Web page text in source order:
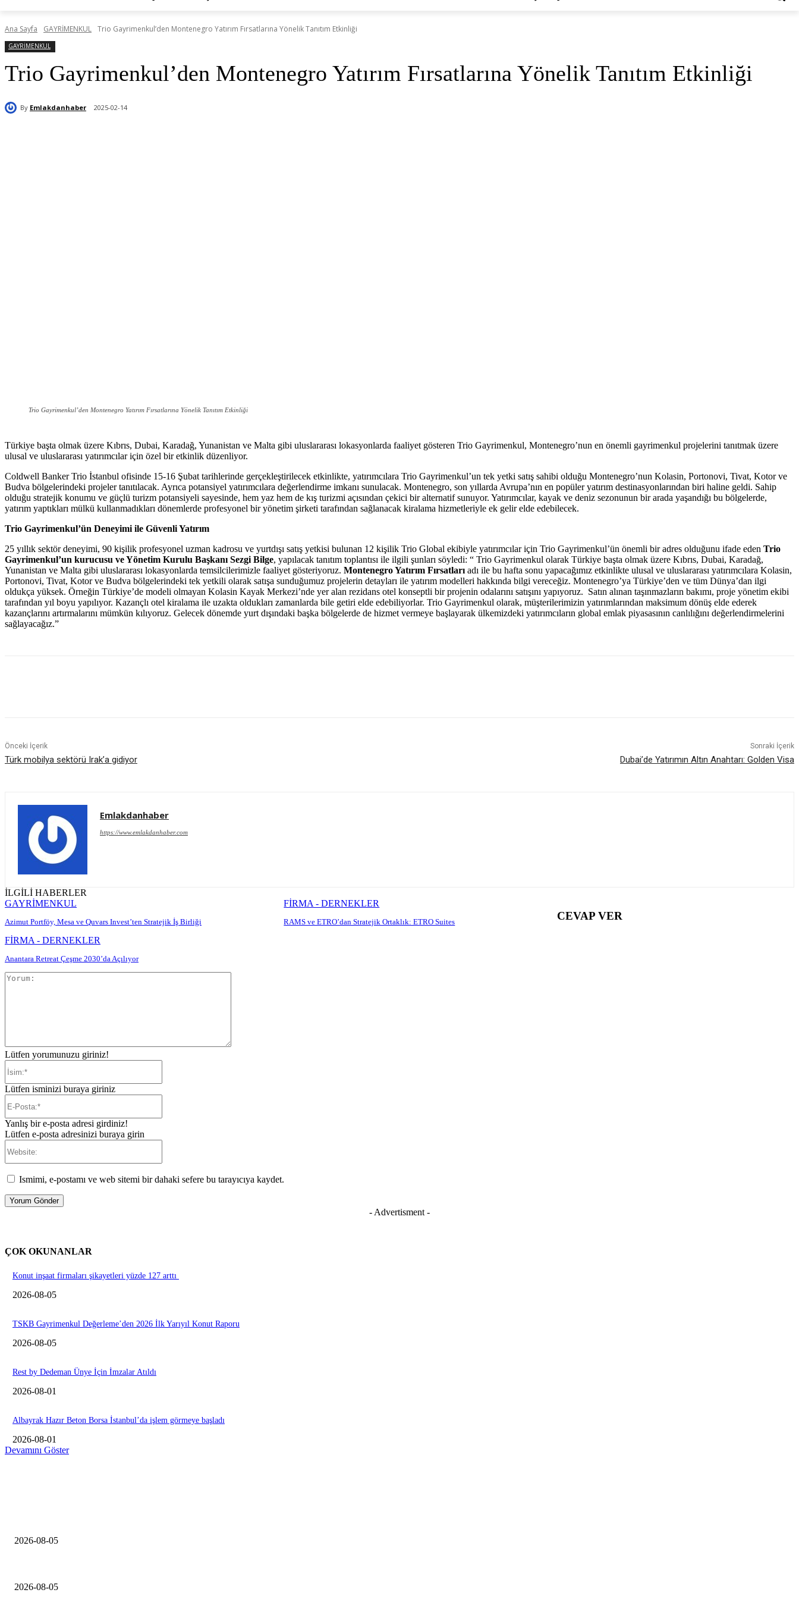
Ana Sayfa GAYRİMENKUL Trio Gayrimenkul’den Montenegro Yatırım Fırsatlarına Yönelik Tanıtım Etkinliği
GAYRİMENKUL
Trio Gayrimenkul’den Montenegro Yatırım Fırsatlarına Yönelik Tanıtım Etkinliği
By Emlakdanhaber 2025-02-14
Trio Gayrimenkul’den Montenegro Yatırım Fırsatlarına Yönelik Tanıtım Etkinliği
Türkiye başta olmak üzere Kıbrıs, Dubai, Karadağ, Yunanistan ve Malta gibi uluslararası lokasyonlarda faaliyet gösteren Trio Gayrimenkul, Montenegro’nun en önemli gayrimenkul projelerini tanıtmak üzere
ulusal ve uluslararası yatırımcılar için özel bir etkinlik düzenliyor.
Coldwell Banker Trio İstanbul ofisinde 15-16 Şubat tarihlerinde gerçekleştirilecek etkinlikte, yatırımcılara Trio Gayrimenkul’un tek yetki satış sahibi olduğu Montenegro’nun Kolasin, Portonovi, Tivat, Kotor ve
Budva bölgelerindeki projeler tanıtılacak. Ayrıca potansiyel yatırımcılara değerlendirme imkanı sunulacak. Montenegro, son yıllarda Avrupa’nın en popüler yatırım destinasyonlarından biri haline geldi. Sahip
olduğu stratejik konumu ve güçlü turizm potansiyeli sayesinde, hem yaz hem de kış turizmi açısından çekici bir alternatif sunuyor. Yatırımcılar, kayak ve deniz sezonunun bir arada yaşandığı bu bölgelerde,
yatırım yaptıkları mülkü kullanmadıkları dönemlerde profesyonel bir yönetim şirketi tarafından sağlanacak kiralama hizmetleriyle ek gelir elde edebilecek.
Trio Gayrimenkul’ün Deneyimi ile Güvenli Yatırım
25 yıllık sektör deneyimi, 90 kişilik profesyonel uzman kadrosu ve yurtdışı satış yetkisi bulunan 12 kişilik Trio Global ekibiyle yatırımcılar için Trio Gayrimenkul’ün önemli bir adres olduğunu ifade eden Trio
Gayrimenkul’un kurucusu ve Yönetim Kurulu Başkanı Sezgi Bilge, yapılacak tanıtım toplantısı ile ilgili şunları söyledi: “ Trio Gayrimenkul olarak Türkiye başta olmak üzere Kıbrıs, Dubai, Karadağ,
Yunanistan ve Malta gibi uluslararası lokasyonlarda temsilcilerimizle faaliyet gösteriyoruz. Montenegro Yatırım Fırsatları adı ile bu hafta sonu yapacağımız etkinlikte ulusal ve uluslararası yatırımcılara Kolasin,
Portonovi, Tivat, Kotor ve Budva bölgelerindeki tek yetkili olarak satışa sunduğumuz projelerin detayları ile yatırım modelleri hakkında bilgi vereceğiz. Montenegro’ya Türkiye’den ve tüm Dünya’dan ilgi
oldukça yüksek. Örneğin Türkiye’de modeli olmayan Kolasin Kayak Merkezi’nde yer alan rezidans otel konseptli bir projenin odalarını satışını yapıyoruz. Satın alınan taşınmazların bakımı, proje yönetim ekibi
tarafından yıl boyu yapılıyor. Kazançlı otel kiralama ile uzakta oldukları zamanlarda bile getiri elde edebiliyorlar. Trio Gayrimenkul olarak, müşterilerimizin yatırımlarından maksimum dönüş elde ederek
kazançlarını artırmalarını mümkün kılıyoruz. Gelecek dönemde yurt dışındaki başka bölgelerde de hizmet vermeye başlayarak ülkemizdeki yatırımcıların global emlak piyasasının canlılığını değerlendirmelerini
sağlayacağız.”
Önceki İçerik
Türk mobilya sektörü Irak’a gidiyor
Sonraki İçerik
Dubai’de Yatırımın Altın Anahtarı: Golden Visa
Emlakdanhaber
https://www.emlakdanhaber.com
İLGİLİ HABERLER
GAYRİMENKUL
Azimut Portföy, Mesa ve Quvars Invest’ten Stratejik İş Birliği
FİRMA - DERNEKLER
RAMS ve ETRO’dan Stratejik Ortaklık: ETRO Suites
FİRMA - DERNEKLER
Anantara Retreat Çeşme 2030’da Açılıyor
CEVAP VER
Lütfen yorumunuzu giriniz!
Lütfen isminizi buraya giriniz
Yanlış bir e-posta adresi girdiniz!
Lütfen e-posta adresinizi buraya girin
Ismimi, e-postamı ve web sitemi bir dahaki sefere bu tarayıcıya kaydet.
- Advertisment -
ÇOK OKUNANLAR
Konut inşaat firmaları şikayetleri yüzde 127 arttı
2026-08-05
TSKB Gayrimenkul Değerleme’den 2026 İlk Yarıyıl Konut Raporu
2026-08-05
Rest by Dedeman Ünye İçin İmzalar Atıldı
2026-08-01
Albayrak Hazır Beton Borsa İstanbul’da işlem görmeye başladı
2026-08-01
Devamını Göster
2026-08-05
2026-08-05